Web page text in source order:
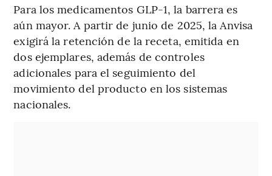
Para los medicamentos GLP-1, la barrera es
aún mayor. A partir de junio de 2025, la Anvisa
exigirá la retención de la receta, emitida en
dos ejemplares, además de controles
adicionales para el seguimiento del
movimiento del producto en los sistemas
nacionales.